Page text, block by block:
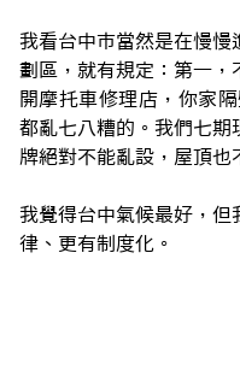
我看台中市當然是在慢
劃區，就有規定：第一，
開摩托車修理店，你家
都亂七八糟的。我們七期
牌絕對不能亂設，屋頂也
我覺得台中氣候最好，
律、更有制度化。